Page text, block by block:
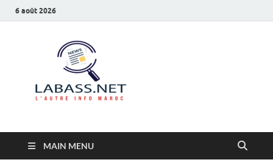
6 août 2026
MAIN MENU